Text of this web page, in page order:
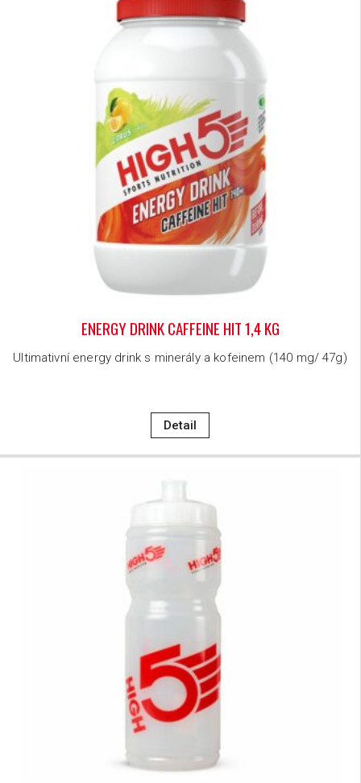
ENERGY DRINK CAFFEINE HIT 1,4 KG
Ultimativní energy drink s minerály a kofeinem (140 mg/ 47g)
Detail